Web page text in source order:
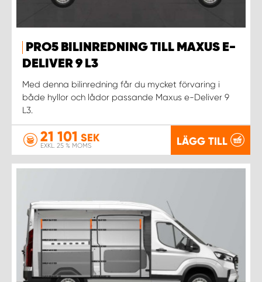
PRO5 BILINREDNING TILL MAXUS E-
DELIVER 9 L3
Med denna bilinredning får du mycket förvaring i
både hyllor och lådor passande Maxus e-Deliver 9
L3.
21 101 SEK
EXKL. 25 % MOMS LÄGG TILL